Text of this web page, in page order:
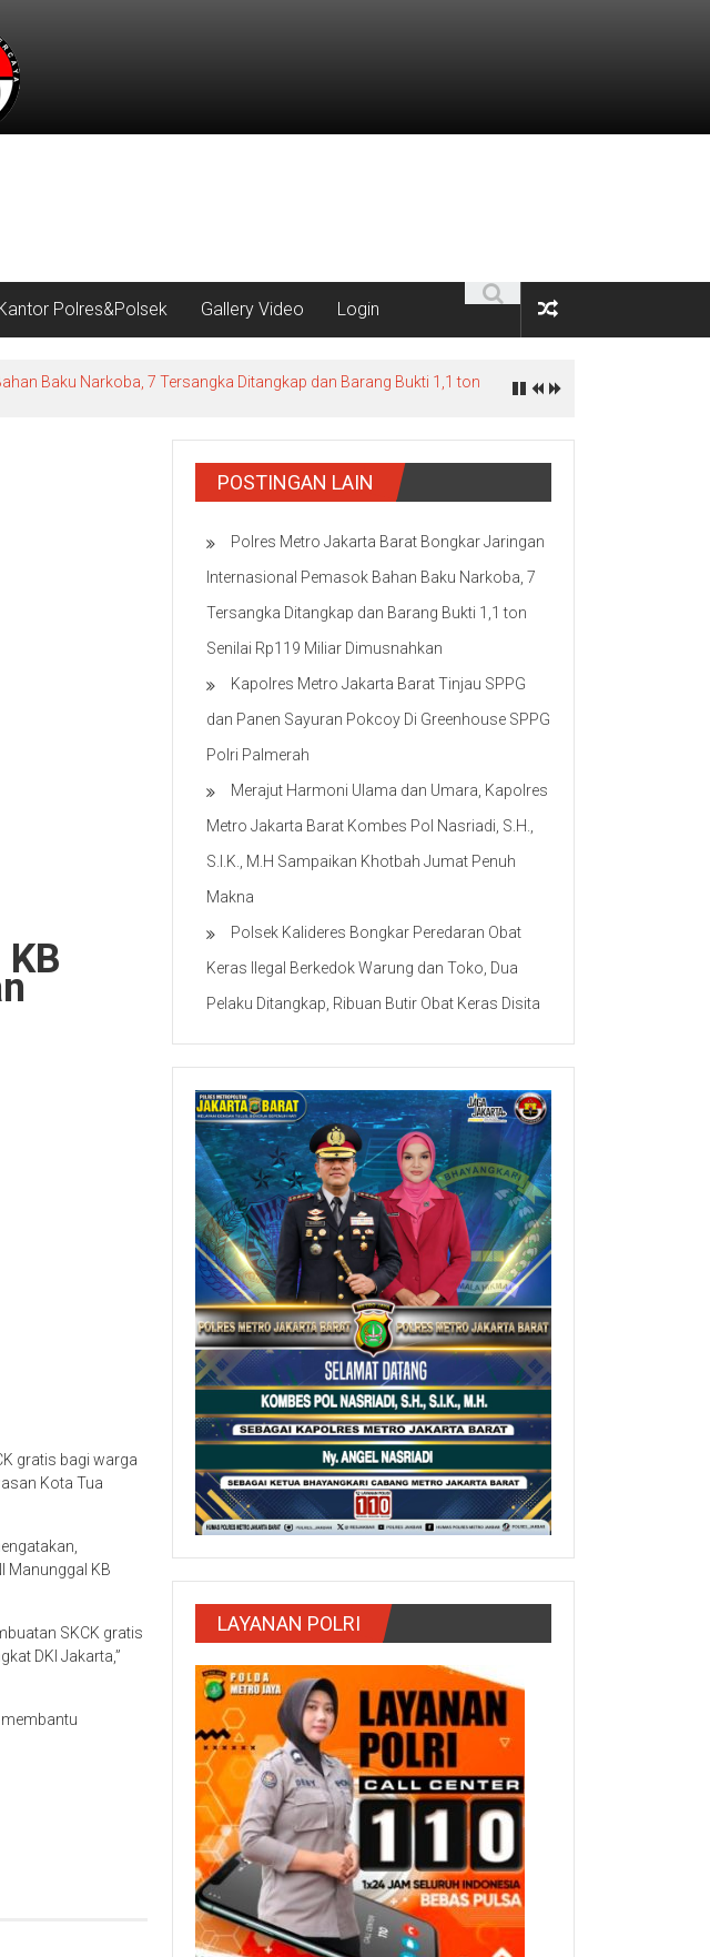
Polres&Polsek Gallery Video Login
Baku Narkoba, 7 Tersangka Ditangkap dan Barang Bukti 1,1 ton
gratis bagi warga
Kota Tua
Manunggal KB
SKCK gratis
DKI Jakarta,”
POSTINGAN LAIN
Polres Metro Jakarta Barat Bongkar Jaringan
Internasional Pemasok Bahan Baku Narkoba, 7
Tersangka Ditangkap dan Barang Bukti 1,1 ton
Senilai Rp119 Miliar Dimusnahkan
Kapolres Metro Jakarta Barat Tinjau SPPG
dan Panen Sayuran Pokcoy Di Greenhouse SPPG
Polri Palmerah
Merajut Harmoni Ulama dan Umara, Kapolres
Metro Jakarta Barat Kombes Pol Nasriadi, S.H.,
S.I.K., M.H Sampaikan Khotbah Jumat Penuh
Makna
Polsek Kalideres Bongkar Peredaran Obat
Keras Ilegal Berkedok Warung dan Toko, Dua
Pelaku Ditangkap, Ribuan Butir Obat Keras Disita
LAYANAN POLRI